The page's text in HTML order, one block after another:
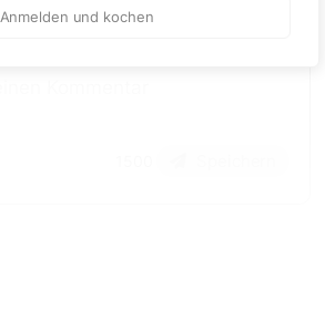
Anmelden und kochen